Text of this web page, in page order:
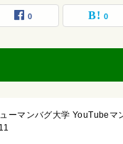
0 0
ーマンバグ大学 YouTubeマ